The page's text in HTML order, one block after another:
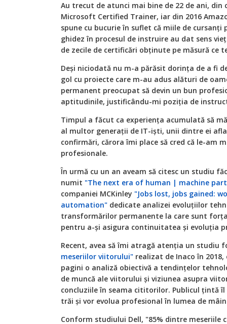
Au trecut de atunci mai bine de 22 de ani,
Microsoft Certified Trainer, iar din 2016
spune cu bucurie în suflet că miile de cursanți
ghidez în procesul de instruire au dat sens
de zecile de certificări obținute pe măsură ce
Deși niciodată nu m-a părăsit dorința de a fi
gol cu proiecte care m-au adus alături de
permanent preocupat să devin un bun
aptitudinile, justificându-mi poziția de
Timpul a făcut ca experiența acumulată să
al multor generații de IT-iști, unii dintre ei
confirmări, cărora îmi place să cred că le-am
profesionale.
În urmă cu un an aveam să citesc un studiu
numit "The next era of human | machine
companiei MCKinley "Jobs lost, jobs gained:
automation" dedicate analizei evoluțiilor
transformărilor permanente la care sunt
pentru a-și asigura continuitatea și evoluția
Recent, avea să îmi atragă atenția un
meseriilor viitorului" realizat de Inaco în
pagini o analiză obiectivă a tendințelor
de muncă ale viitorului și viziunea asupra
concluziile în seama cititorilor. Publicul țintă
trăi și vor evolua profesional în lumea de
Conform studiului Dell, "85% dintre meseriile